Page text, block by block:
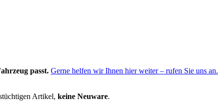
passt. Gerne helfen wir Ihnen hier weiter – rufen Sie uns an.
Artikel, keine Neuware.